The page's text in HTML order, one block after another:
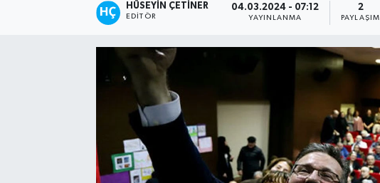
HÜSEYIN ÇETINER
EDITÖR
04.03.2024 - 07:12
YAYINLANMA
2
PAYLAŞIM